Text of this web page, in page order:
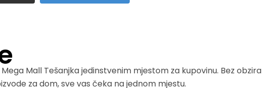
Mall Tešanjka jedinstvenim mjestom za kupovinu. Bez obzira
za dom, sve vas čeka na jednom mjestu.